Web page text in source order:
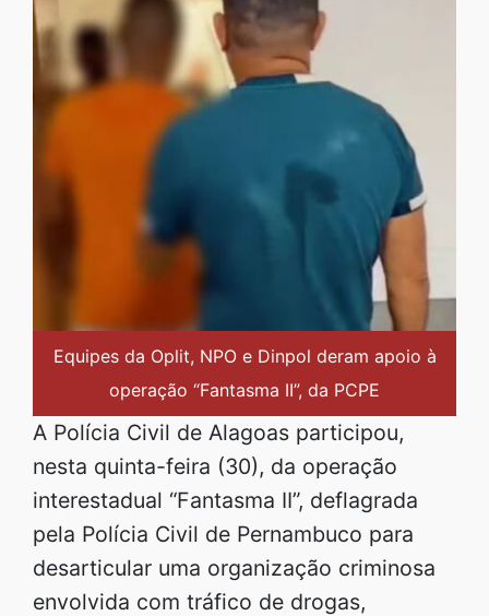
Equipes da Oplit, NPO e Dinpol deram apoio à
operação “Fantasma II”, da PCPE
A Polícia Civil de Alagoas participou,
nesta quinta-feira (30), da operação
interestadual “Fantasma II”, deflagrada
pela Polícia Civil de Pernambuco para
desarticular uma organização criminosa
envolvida com tráfico de drogas,